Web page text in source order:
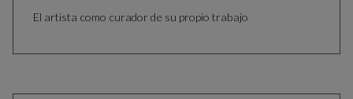
El artista como curador de su propio trabajo